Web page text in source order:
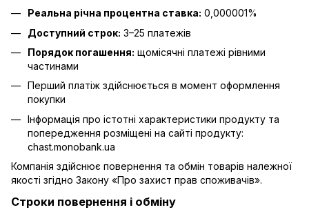
Реальна річна процентна ставка: 0,000001%
Доступний строк: 3–25 платежів
Порядок погашення: щомісячні платежі рівними
частинами
Перший платіж здійснюється в момент оформлення
покупки
Інформація про істотні характеристики продукту та
попередження розміщені на сайті продукту:
chast.monobank.ua
Компанія здійснює повернення та обмін товарів належної
якості згідно Закону «Про захист прав споживачів».
Строки повернення і обміну